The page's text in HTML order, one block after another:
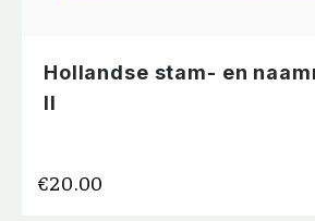
Hollandse stam- en
II
€20.00